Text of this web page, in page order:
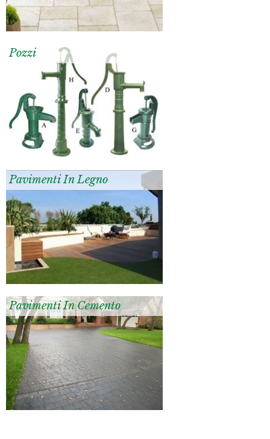
Pozzi
Pavimenti In Legno
Pavimenti In Cemento